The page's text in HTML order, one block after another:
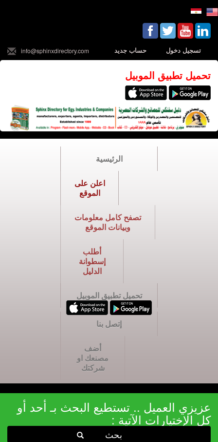
تسجيل دخول حساب جديد info@sphinxdirectory.com
تحميل تطبيق الموبيل
الرئيسية
اعلن على
الموقع
تصفح كامل معلومات
وبيانات الموقع
أطلب
إسطوانة
الدليل
تحميل تطبيق الموبيل
إتصل بنا
أضف
مصنعك او
شركتك
عزيزي العميل .. تستطيع البحث بـ أحد أو
كل الإختيارات الآتية :